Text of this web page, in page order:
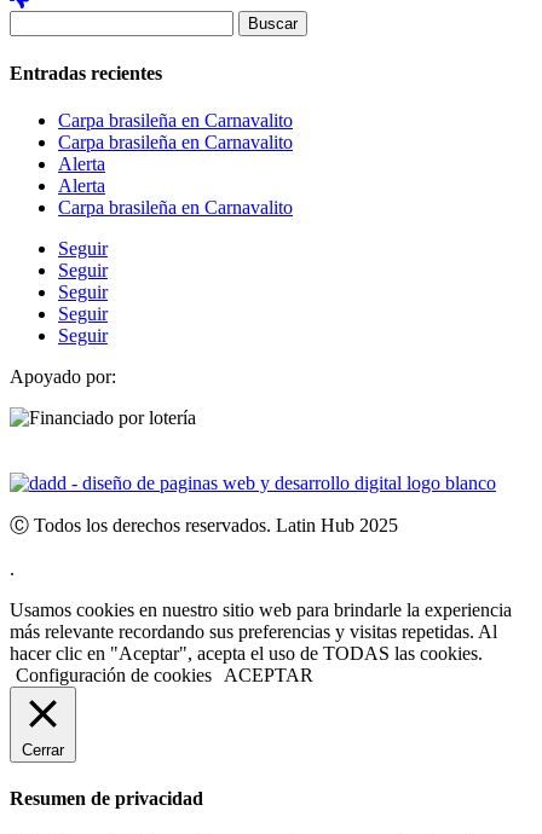
Entradas recientes
Carpa brasileña en Carnavalito
Carpa brasileña en Carnavalito
Alerta
Alerta
Carpa brasileña en Carnavalito
Seguir
Seguir
Seguir
Seguir
Seguir
Apoyado por:
Ⓒ Todos los derechos reservados. Latin Hub 2025
.
Usamos cookies en nuestro sitio web para brindarle la experiencia
más relevante recordando sus preferencias y visitas repetidas. Al
hacer clic en "Aceptar", acepta el uso de TODAS las cookies.
Configuración de cookies
ACEPTAR
Cerrar
Resumen de privacidad